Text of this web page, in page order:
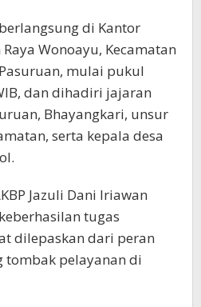
di Kantor
Wonoayu, Kecamatan
mulai pukul
dan dihadiri jajaran
Bhayangkari, unsur
serta kepala desa
Jazuli Dani Iriawan
tugas
dilepaskan dari peran
tombak pelayanan di